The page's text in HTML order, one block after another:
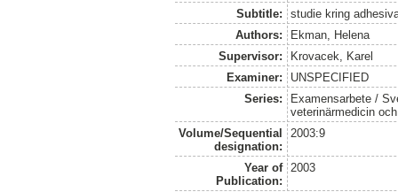
Subtitle:
studie kring
Authors:
Ekman, Helena
Supervisor:
Krovacek, Karel
Examiner:
UNSPECIFIED
Series:
Examensarbete /
veterinärmedicin
Volume/Sequential
designation:
2003:9
Year of
Publication:
2003